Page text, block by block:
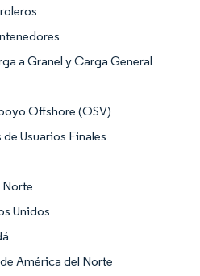
a Granel y Carga General
Offshore (OSV)
Usuarios Finales
Norte
Unidos
América del Norte